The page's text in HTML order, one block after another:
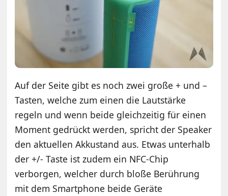
Auf der Seite gibt es noch zwei große + und –
Tasten, welche zum einen die Lautstärke
regeln und wenn beide gleichzeitig für einen
Moment gedrückt werden, spricht der Speaker
den aktuellen Akkustand aus. Etwas unterhalb
der +/- Taste ist zudem ein NFC-Chip
verborgen, welcher durch bloße Berührung
mit dem Smartphone beide Geräte